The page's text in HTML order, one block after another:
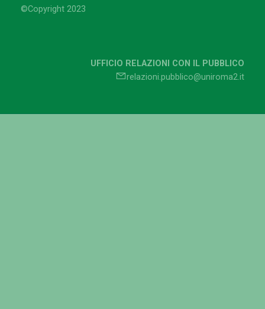
©Copyright 2023
UFFICIO RELAZIONI CON IL PUBBLICO
relazioni.pubblico@uniroma2.it